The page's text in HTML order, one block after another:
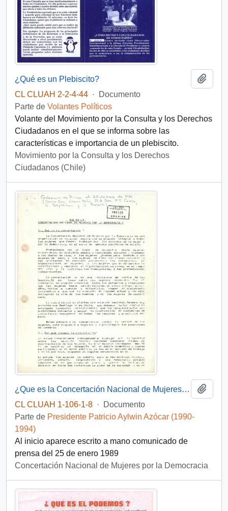
¿Qué es un Plebiscito?
CL CLUAH 2-2-4-44 ·
Documento
Parte de Volantes Políticos
Volante del Movimiento por la Consulta y los Derechos
Ciudadanos en el que se informa sobre las
características e importancia de un plebiscito.
Movimiento por la Consulta y los Derechos
Ciudadanos (Chile)
¿Que es la Concertación Nacional de Mujeres por la Democracia?
CL CLUAH 1-106-1-8 ·
Documento
Parte de Presidente Patricio Aylwin Azócar (1990-
1994)
Al inicio aparece escrito a mano comunicado de
prensa del 25 de enero 1989
Concertación Nacional de Mujeres por la Democracia